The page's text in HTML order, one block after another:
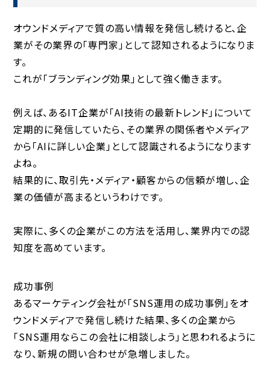
オウンドメディアで質の高い情報を発信し続けると、企
業がその業界の「専門家」として認知されるようになりま
す。
これが「ブランディング効果」として強く働きます。
例えば、あるIT企業が「AI技術の最新トレンド」について
定期的に発信していたら、その業界の関係者やメディア
から「AIに詳しい企業」として認識されるようになります
よね。
結果的に、取引先・メディア・顧客からの信頼が増し、企
業の価値が高まる というわけです。
実際に、多くの企業がこの方法を活用し、業界内での認
知度を高めています。
成功事例
あるマーケティング会社が「SNS運用の成功事例」をオ
ウンドメディアで発信し続けた結果、多くの企業から
「SNS運用ならこの会社に相談しよう」と思われるように
なり、新規の問い合わせが急増しました。